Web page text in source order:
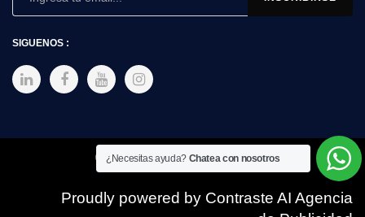
SIGUENOS :
Copyright © 2025 SIMEX
Proudly powered by Contraste AI Agencia
¿Necesitas ayuda? Chatea con nosotros